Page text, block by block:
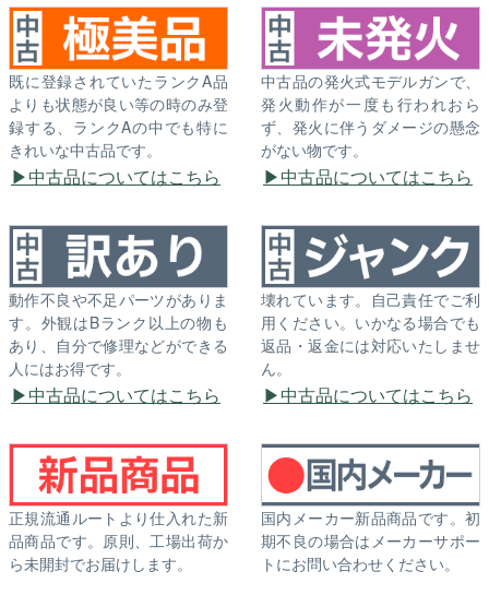
既に登録されていたランクA品
よりも状態が良い等の時のみ登
録する、ランクAの中でも特に
きれいな中古品です。
中古品についてはこちら
中古品の発火式モデルガンで、
発火動作が一度も行われおら
ず、発火に伴うダメージの懸念
がない物です。
中古品についてはこちら
動作不良や不足パーツがありま
す。外観はBランク以上の物も
あり、自分で修理などができる
人にはお得です。
中古品についてはこちら
壊れています。自己責任でご利
用ください。いかなる場合でも
返品・返金には対応いたしませ
ん。
中古品についてはこちら
正規流通ルートより仕入れた新
品商品です。原則、工場出荷か
ら未開封でお届けします。
国内メーカー新品商品です。初
期不良の場合はメーカーサポー
トにお問い合わせください。